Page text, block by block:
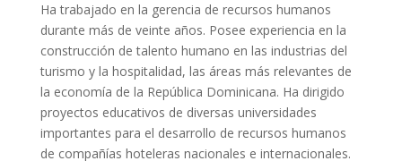
Ha trabajado en la gerencia de recursos humanos
durante más de veinte años. Posee experiencia en la
construcción de talento humano en las industrias del
turismo y la hospitalidad, las áreas más relevantes de
la economía de la República Dominicana. Ha dirigido
proyectos educativos de diversas universidades
importantes para el desarrollo de recursos humanos
de compañías hoteleras nacionales e internacionales.